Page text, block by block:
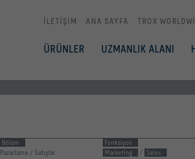
İLETİŞİM ANA SAYFA TROX
ÜRÜNLER UZMANLIK ALANI
Bölüm
Pazarlama / Satışlar
Fonksiyon
Marketing
/ Sales